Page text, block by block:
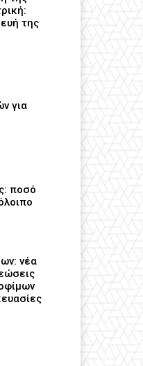
της
για
ποσό
νέα